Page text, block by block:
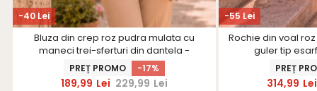
-40 Lei
Bluza din crep roz pudra mulata cu
maneci trei-sferturi din dantela -
StarShinerS
PREȚ PROMO -17%
189,99 Lei 229,99 Lei
-55 Lei
Rochie din voal
guler tip
PREȚ
314,99 Lei